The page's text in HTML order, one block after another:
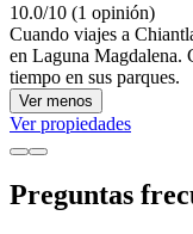
10.0/10 (1 opinión)
Cuando viajes a
en Laguna Magdalena.
tiempo en sus parques.
Ver menos
Ver propiedades
Preguntas